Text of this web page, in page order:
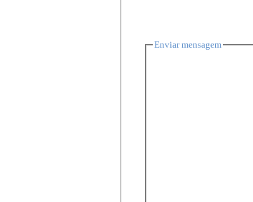
Enviar mensagem